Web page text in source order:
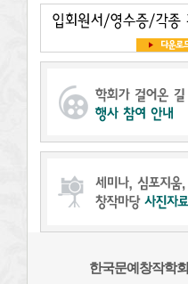
한국문예창작학회